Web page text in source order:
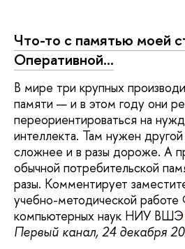
Что-то с памятью моей
Оперативной…
В мире три крупных
памяти — и в этом году они
переориентироваться на
интеллекта. Там нужен
сложнее и в разы дороже. А
обычной потребительской
разы. Комментирует
учебно-методической работе
компьютерных наук НИУ ВШЭ
Первый канал, 24 декабря